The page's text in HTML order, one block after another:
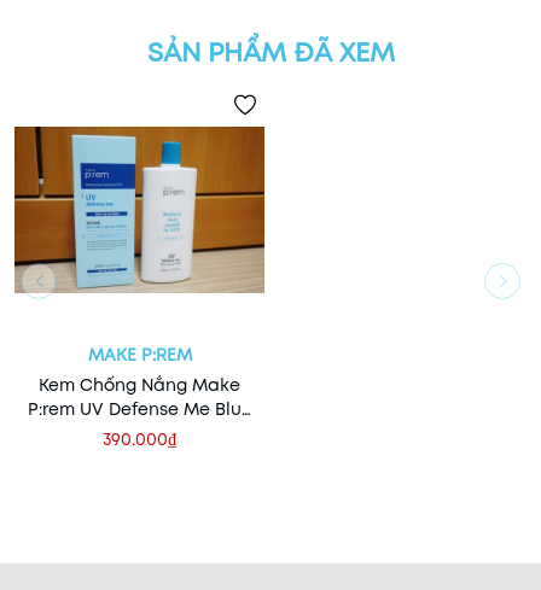
SẢN PHẨM ĐÃ XEM
MAKE P:REM
Kem Chống Nắng Make
P:rem UV Defense Me Blue
Ray Sun Fluid
390.000₫